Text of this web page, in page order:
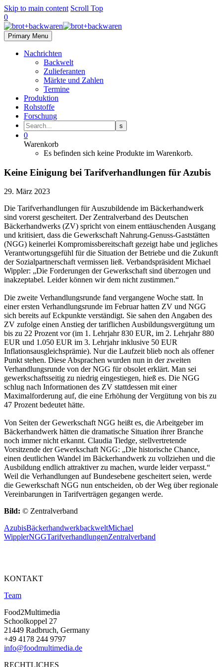
Skip to main content Scroll Top
0
Primary Menu
Nachrichten
Backwelt
Zulieferanten
Märkte und Zahlen
Termine
Produktion
Rohstoffe
Forschung
0
Warenkorb
Es befinden sich keine Produkte im Warenkorb.
Keine Einigung bei Tarifverhandlungen für Azubis
29. März 2023
Die Tarifverhandlungen für Auszubildende im Bäckerhandwerk
sind vorerst gescheitert. Der Zentralverband des Deutschen
Bäckerhandwerks (ZV) spricht von einem enttäuschenden Ausgang
und kritisiert, dass die Gewerkschaft Nahrung-Genuss-Gaststätten
(NGG) keinerlei Kompromissbereitschaft gezeigt habe und jegliches
Verantwortungsgefühl für die Situation der Betriebe und die Zukunft
der Sozialpartnerschaft vermissen ließ. Verbandspräsident Michael
Wippler: „Die Forderungen der Gewerkschaft sind überzogen und
inakzeptabel. Leider können wir dem nicht zustimmen.“
Die zweite Verhandlungsrunde fand vergangene Woche statt. In
einer ersten Verhandlungsrunde im Februar hatten ZV und NGG
sich bereits auf Eckpunkte verständigt. Sie sahen den Angaben des
ZV zufolge einen Anstieg der tariflichen Ausbildungsvergütung um
bis zu 22 Prozent vor (im 1. Lehrjahr 830 EUR, im 2. Lehrjahr 880
EUR und 1.050 EUR im 3. Lehrjahr inklusive 50 EUR
Inflationsausgleichsprämie). Nur die Laufzeit blieb noch als offener
Punkt stehen. Diese Absprachen wurden nun in der zweiten
Verhandlungsrunde von der NGG für obsolet erklärt. Man sei
gewerkschaftsseitig zu niedrig eingestiegen, hieß es. Die NGG
schlug nach Informationen des ZV stattdessen mit einer
Maximalforderung auf, die eine Erhöhung der Vergütung von bis zu
47 Prozent bedeutet hätte.
Von Seiten der Gewerkschaft NGG heißt es, die Arbeitgeber im
Bäckerhandwerk hätten die dramatische Situation ihrer Branche
noch immer nicht erkannt. Claudia Tiedge, stellvertretende
Vorsitzende der Gewerkschaft NGG: „Die historische Chance,
einen deutlichen Wandel im Bäckerhandwerk zu vollziehen und die
Ausbildung endlich attraktiver zu machen, wurde leider verpasst.“
Weil die Verhandlungen auf Bundesebene gescheitert seien, werde
die Gewerkschaft NGG nun entscheiden, ob der Weg über regionale
Vereinbarungen in Tarifverträgen gegangen werde.
Bild: © Zentralverband
AzubisBäckerhandwerkbackweltMichael
WipplerNGGTarifverhandlungenZentralverband
KONTAKT
Team
Food2Multimedia
Schoolkoppel 27
21449 Radbruch, Germany
+49 4178 244 9797
info@foodmultimedia.de
RECHTLICHES